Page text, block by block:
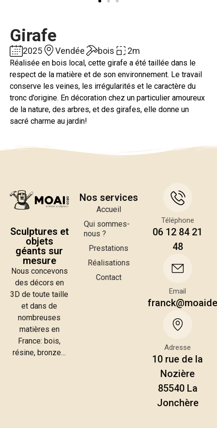
Girafe
2025 Vendée bois 2m
Réalisée en bois local, cette girafe a été taillée dans le
respect de la matière et de son environnement. Le travail
conserve les veines, les irrégularités et le caractère du
tronc d’origine. En décoration chez un particulier amoureux
de la nature, des arbres, et des girafes, elle donne un
sacré charme au jardin!
Sculptures et
objets
géants sur
mesure
Nous concevons
des décors en
3D de toute taille
et dans de
nombreuses
matières en
France: bois,
résine, bronze…
Nos services
Accueil
Qui sommes-
nous ?
Prestations
Réalisations
Contact
Téléphone
06 12 84 21
48
Email
Adresse
10 rue de la
Nozière
85540 La
Jonchère